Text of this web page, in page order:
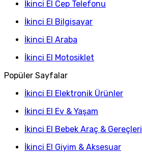
İkinci El Cep Telefonu
İkinci El Bilgisayar
İkinci El Araba
İkinci El Motosiklet
Popüler Sayfalar
İkinci El Elektronik Ürünler
İkinci El Ev & Yaşam
İkinci El Bebek Araç & Gereçleri
İkinci El Giyim & Aksesuar